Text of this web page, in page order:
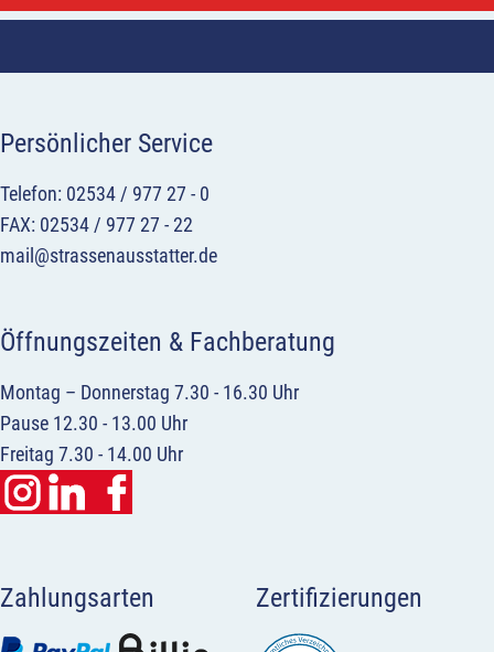
Persönlicher Service
Telefon: 02534 / 977 27 - 0
FAX: 02534 / 977 27 - 22
mail@strassenausstatter.de
Öffnungszeiten & Fachberatung
Montag – Donnerstag 7.30 - 16.30 Uhr
Pause 12.30 - 13.00 Uhr
Freitag 7.30 - 14.00 Uhr
Zahlungsarten Zertifizierungen